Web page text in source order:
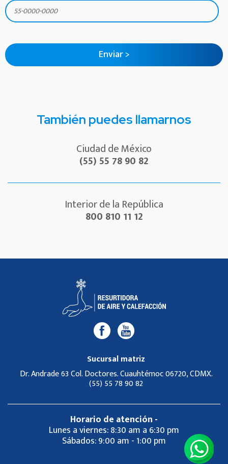
También puedes llamarnos
Ciudad de México
(55) 55 78 90 82
Interior de la República
800 810 11 12
Sucursal matriz
Dr. Andrade 63 Col. Doctores. Cuauhtémoc 06720, CDMX.
(55) 55 78 90 82
Horario de atención -
Lunes a viernes: 8:30 am a 6:30 pm
Sábados: 9:00 am - 1:00 pm